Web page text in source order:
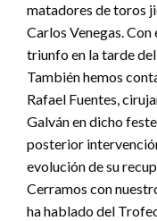
matadores de toros
Carlos Venegas.
triunfo en la tarde
También hemos
Rafael Fuentes,
Galván en dicho
posterior
evolución de su
Cerramos con
ha hablado del